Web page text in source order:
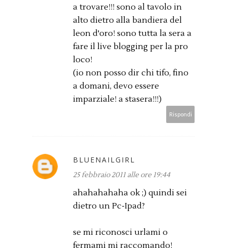
a trovare!!! sono al tavolo in
alto dietro alla bandiera del
leon d'oro! sono tutta la sera a
fare il live blogging per la pro
loco!
(io non posso dir chi tifo, fino
a domani, devo essere
imparziale! a stasera!!!)
Rispondi
BLUENAILGIRL
25 febbraio 2011 alle ore 19:44
ahahahahaha ok ;) quindi sei
dietro un Pc-Ipad?
se mi riconosci urlami o
fermami mi raccomando!